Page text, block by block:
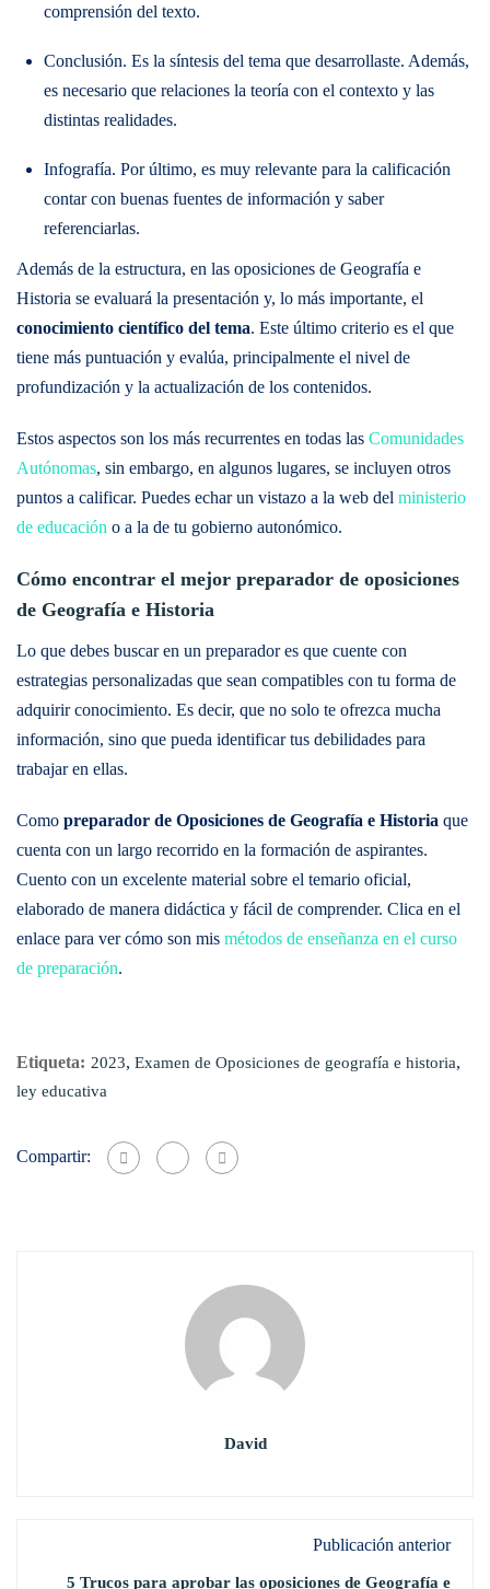
comprensión del texto.
Conclusión. Es la síntesis del tema que desarrollaste. Además,
es necesario que relaciones la teoría con el contexto y las
distintas realidades.
Infografía. Por último, es muy relevante para la calificación
contar con buenas fuentes de información y saber
referenciarlas.
Además de la estructura, en las oposiciones de Geografía e
Historia se evaluará la presentación y, lo más importante, el
conocimiento científico del tema. Este último criterio es el que
tiene más puntuación y evalúa, principalmente el nivel de
profundización y la actualización de los contenidos.
Estos aspectos son los más recurrentes en todas las Comunidades
Autónomas, sin embargo, en algunos lugares, se incluyen otros
puntos a calificar. Puedes echar un vistazo a la web del ministerio
de educación o a la de tu gobierno autonómico.
Cómo encontrar el mejor preparador de oposiciones
de Geografía e Historia
Lo que debes buscar en un preparador es que cuente con
estrategias personalizadas que sean compatibles con tu forma de
adquirir conocimiento. Es decir, que no solo te ofrezca mucha
información, sino que pueda identificar tus debilidades para
trabajar en ellas.
Como preparador de Oposiciones de Geografía e Historia que
cuenta con un largo recorrido en la formación de aspirantes.
Cuento con un excelente material sobre el temario oficial,
elaborado de manera didáctica y fácil de comprender. Clica en el
enlace para ver cómo son mis métodos de enseñanza en el curso
de preparación.
Etiqueta: 2023, Examen de Oposiciones de geografía e historia,
ley educativa
Compartir:
David
Publicación anterior
5 Trucos para aprobar las oposiciones de Geografía e